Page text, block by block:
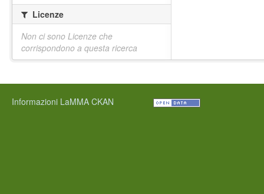
Licenze
Non ci sono Licenze che
corrispondono a questa ricerca
Informazioni LaMMA CKAN